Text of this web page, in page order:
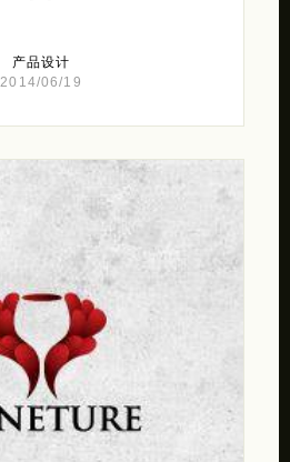
产品设计
2014/06/19